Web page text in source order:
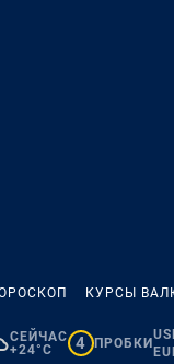
КУРСЫ
СЕЙЧАС
+24°C
4 ПРОБКИ